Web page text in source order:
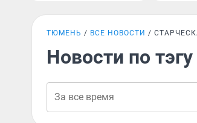
ТЮМЕНЬ ВСЕ НОВОСТИ
Новости по